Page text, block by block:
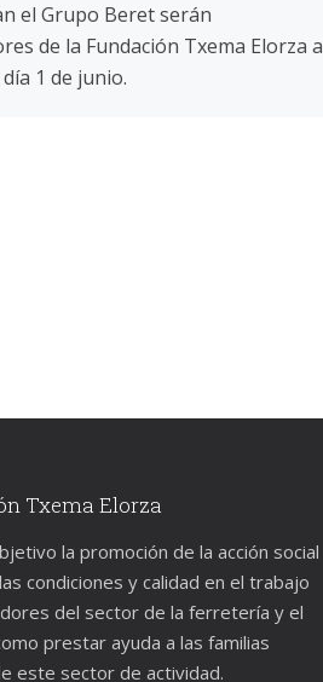
el Grupo Beret serán
de la Fundación Txema Elorza a
1 de junio.
Txema Elorza
la promoción de la acción social
condiciones y calidad en el trabajo
del sector de la ferretería y el
prestar ayuda a las familias
este sector de actividad.